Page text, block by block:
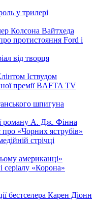
у трилері
Колсона Вайтхеда
протистояння Ford і
від творця
Іствудом
премії BAFTA TV
шпигуна
роману А. Дж. Фінна
про «Чорних яструбів»
стрічці
американці»
серіалу «Корона»
бестселера Карен Діонн